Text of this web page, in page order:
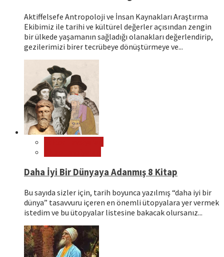
Aktiffelsefe Antropoloji ve İnsan Kaynakları Araştırma
Ekibimiz ile tarihi ve kültürel değerler açısından zengin
bir ülkede yaşamanın sağladığı olanakları değerlendirip,
gezilerimizi birer tecrübeye dönüştürmeye ve...
Daha İyi Bir Dünyaya Adanmış 8 Kitap
Bu sayıda sizler için, tarih boyunca yazılmış “daha iyi bir
dünya” tasavvuru içeren en önemli ütopyalara yer vermek
istedim ve bu ütopyalar listesine bakacak olursanız...